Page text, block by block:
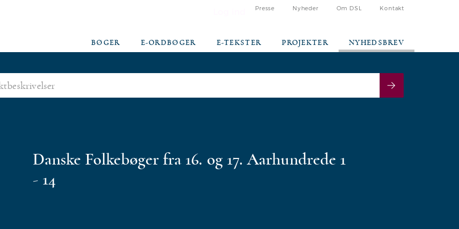
Presse Nyheder Om DSL Kontakt
BØGER E-ORDBØGER E-TEKSTER PROJEKTER NYHEDSBREV
Danske Folkebøger fra 16. og 17. Aarhundrede 1
- 14